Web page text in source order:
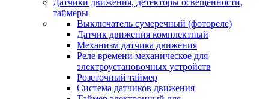
Датчики движения, детекторы освещенности,
таймеры
Выключатель сумеречный (фотореле)
Датчик движения комплектный
Механизм датчика движения
Реле времени механическое для
электроустановочных устройств
Розеточный таймер
Система датчиков движения